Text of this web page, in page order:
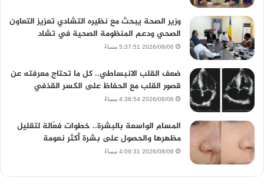
وزير الصحة يبحث مع نظيره التشادي تعزيز التعاون
الصحي ودعم المنظومة الصحية في تشاد
2026/08/06 5:37:51 مساءً
ضعف القلب الانبساطي.. كل ما تحتاج معرفته عن
قصور القلب مع الحفاظ على الكسر القذفي
2026/08/06 4:38:54 مساءً
المسام الواسعة بالبشرة.. خطوات فعّالة لتقليل
مظهرها والحصول على بشرة أكثر نعومة
2026/08/06 4:09:31 مساءً